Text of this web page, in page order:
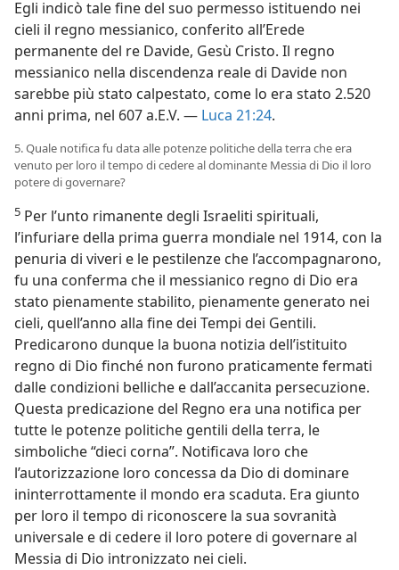
Egli indicò tale fine del suo permesso istituendo nei
cieli il regno messianico, conferito all’Erede
permanente del re Davide, Gesù Cristo. Il regno
messianico nella discendenza reale di Davide non
sarebbe più stato calpestato, come lo era stato 2.520
anni prima, nel 607 a.E.V. — Luca 21:24.
5. Quale notifica fu data alle potenze politiche della terra che era
venuto per loro il tempo di cedere al dominante Messia di Dio il loro
potere di governare?
5 Per l’unto rimanente degli Israeliti spirituali,
l’infuriare della prima guerra mondiale nel 1914, con la
penuria di viveri e le pestilenze che l’accompagnarono,
fu una conferma che il messianico regno di Dio era
stato pienamente stabilito, pienamente generato nei
cieli, quell’anno alla fine dei Tempi dei Gentili.
Predicarono dunque la buona notizia dell’istituito
regno di Dio finché non furono praticamente fermati
dalle condizioni belliche e dall’accanita persecuzione.
Questa predicazione del Regno era una notifica per
tutte le potenze politiche gentili della terra, le
simboliche “dieci corna”. Notificava loro che
l’autorizzazione loro concessa da Dio di dominare
ininterrottamente il mondo era scaduta. Era giunto
per loro il tempo di riconoscere la sua sovranità
universale e di cedere il loro potere di governare al
Messia di Dio intronizzato nei cieli.